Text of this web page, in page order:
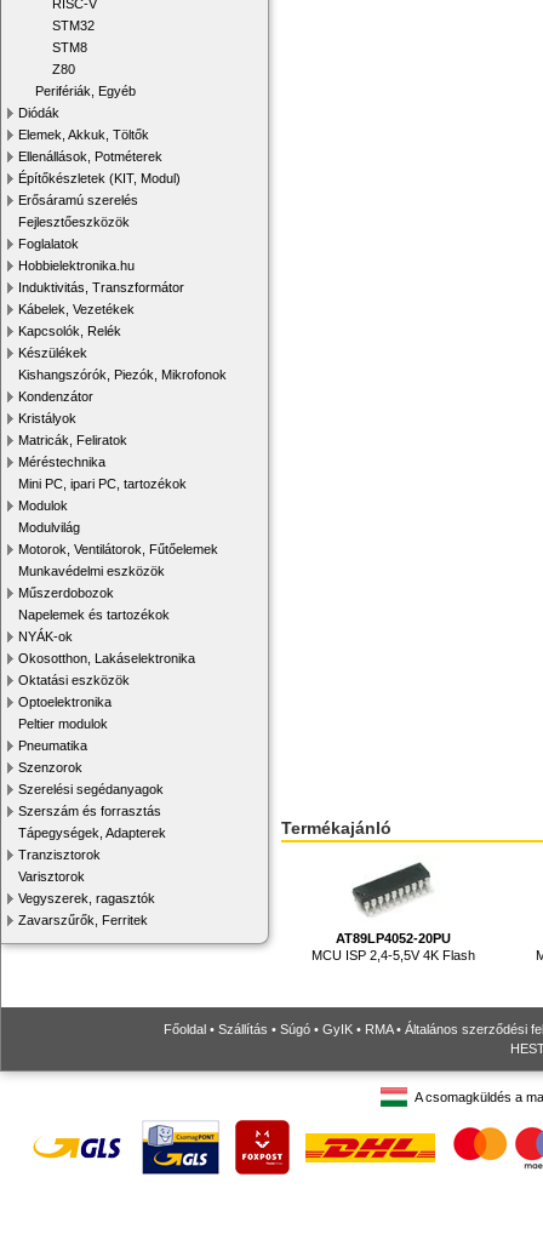
RISC-V
STM32
STM8
Z80
Perifériák, Egyéb
Diódák
Elemek, Akkuk, Töltők
Ellenállások, Potméterek
Építőkészletek (KIT, Modul)
Erősáramú szerelés
Fejlesztőeszközök
Foglalatok
Hobbielektronika.hu
Induktivitás, Transzformátor
Kábelek, Vezetékek
Kapcsolók, Relék
Készülékek
Kishangszórók, Piezók, Mikrofonok
Kondenzátor
Kristályok
Matricák, Feliratok
Méréstechnika
Mini PC, ipari PC, tartozékok
Modulok
Modulvilág
Motorok, Ventilátorok, Fűtőelemek
Munkavédelmi eszközök
Műszerdobozok
Napelemek és tartozékok
NYÁK-ok
Okosotthon, Lakáselektronika
Oktatási eszközök
Optoelektronika
Peltier modulok
Pneumatika
Szenzorok
Szerelési segédanyagok
Szerszám és forrasztás
Tápegységek, Adapterek
Tranzisztorok
Varisztorok
Vegyszerek, ragasztók
Zavarszűrők, Ferritek
Termékajánló
AT89LP4052-20PU
MCU ISP 2,4-5,5V 4K Flash
Főoldal • Szállítás • Súgó • GyIK • RMA• Általános szerződési
A csomagküldés a